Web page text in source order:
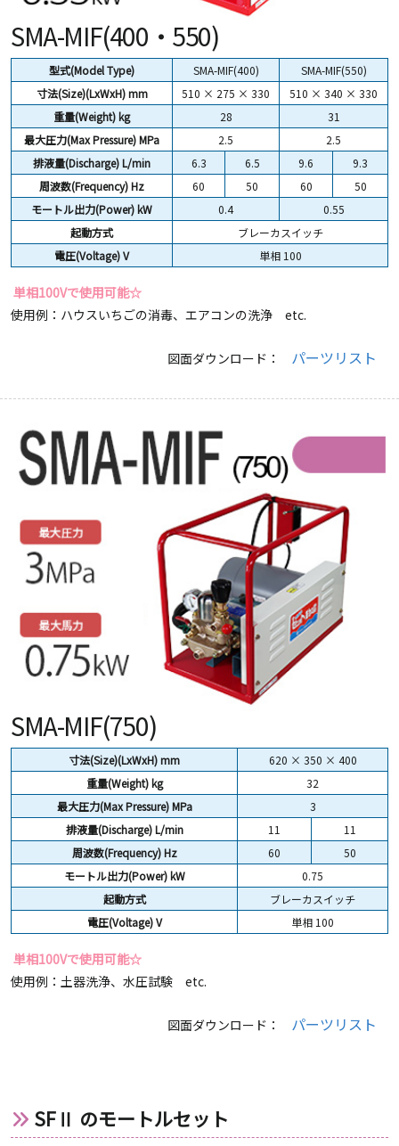
SMA-MIF(400・550)
型式(Model Type) SMA-MIF(400)
SMA-MIF(550)
寸法(Size)(LxWxH) mm
510 × 275 × 330
510 × 340 × 330
重量(Weight) kg
28
31
最大圧力(Max Pressure) MPa
2.5
2.5
排液量(Discharge) L/min
6.3 6.5 9.6
9.3
周波数(Frequency) Hz
60 50 60
50
モートル出力(Power) kW
0.4
0.55
起動方式
ブレーカスイッチ
電圧(Voltage) V
単相 100
単相100Vで使用可能☆
使用例：ハウスいちごの消毒、エアコンの洗浄 etc.
図面ダウンロード： パーツリスト
SMA-MIF(750)
寸法(Size)(LxWxH) mm
620 × 350 × 400
重量(Weight)kg
32
最大圧力(Max Pressure) MPa
3
排液量(Discharge) L/min
11
11
周波数(Frequency) Hz
60
50
モートル出力(Power) kW
0.75
起動方式
ブレーカスイッチ
電圧(Voltage) V
単相 100
単相100Vで使用可能☆
使用例：土器洗浄、水圧試験 etc.
図面ダウンロード： パーツリスト
SFⅡ のモートルセット